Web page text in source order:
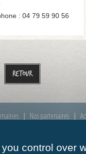
: 04 79 59 90 56
Retour
Nos partenaires
control over